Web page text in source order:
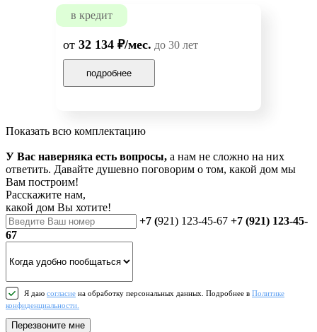
в кредит
от 32 134 ₽/мес. до 30 лет
подробнее
Показать всю комплектацию
У Вас наверняка есть вопросы, а нам не сложно на них
ответить. Давайте душевно поговорим о том, какой дом мы
Вам построим!
Расскажите нам,
какой дом Вы хотите!
+7 (921) 123-45-67 +7 (921) 123-45-
67
Я даю согласие на обработку персональных данных. Подробнее в Политике
конфиденциальности.
Перезвоните мне